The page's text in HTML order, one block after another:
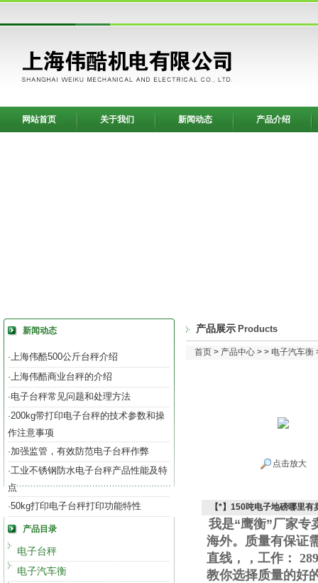
网站首页 关于我们 新闻动态 产品介绍
新闻动态
·上海伟酷500公斤台秤介绍
·上海伟酷商业台秤的介绍
·电子台秤常见问题和处理方法
·200kg带打印电子台秤的技术参数和操
作注意事项
·加强监管，有效防范电子台秤作弊
·工业不锈钢防水电子台秤产品性能及特
点
·50kg打印电子台秤打印功能特性
产品目录
电子台秤
电子汽车衡
产品展示 Products
首页 > 产品中心 > > 电子汽车衡
点击放大
【*】150吨电子地磅哪里有
我是“鹰衡”厂家专
海外。质量有保证
直线 ， ，工作 ：
教你选择质量的好